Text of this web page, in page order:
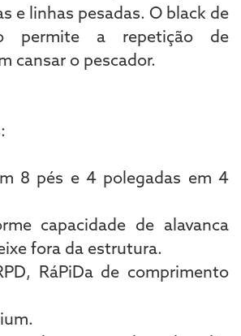
e linhas pesadas. O black de
permite a repetição de
cansar o pescador.
8 pés e 4 polegadas em 4
capacidade de alavanca
fora da estrutura.
RáPiDa de comprimento